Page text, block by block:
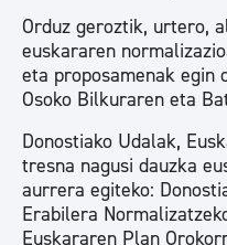
Orduz geroztik, urtero,
euskararen
eta proposamenak egin
Osoko Bilkuraren eta
Donostiako Udalak,
tresna nagusi dauzka
aurrera egiteko:
Erabilera
Euskararen Plan